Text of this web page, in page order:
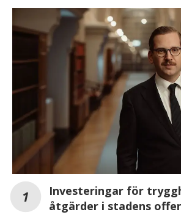
Investeringar för
åtgärder i stadens